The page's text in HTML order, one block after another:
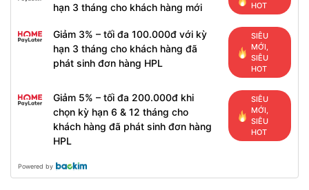
hạn 3 tháng cho khách hàng mới
HOT
Giảm 3% – tối đa 100.000đ với kỳ
hạn 3 tháng cho khách hàng đã
phát sinh đơn hàng HPL
SIÊU
MỚI,
SIÊU
HOT
Giảm 5% – tối đa 200.000đ khi
chọn kỳ hạn 6 & 12 tháng cho
khách hàng đã phát sinh đơn hàng
HPL
SIÊU
MỚI,
SIÊU
HOT
Powered by